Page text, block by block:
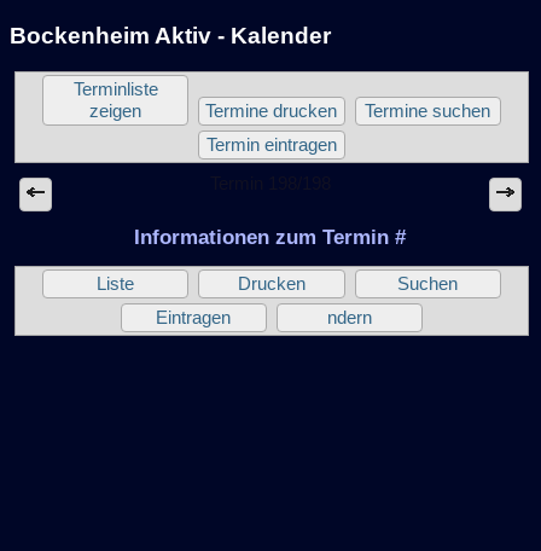
Bockenheim Aktiv - Kalender
Terminliste
zeigen
Termine drucken
Termine suchen
Termin eintragen
Informationen zum Termin #
Liste Drucken
Suchen
Eintragen
ndern